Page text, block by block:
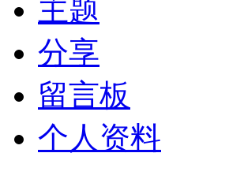
主题
分享
留言板
个人资料